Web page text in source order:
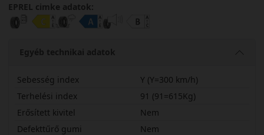
EPREL cimke adatok:
Egyéb technikai adatok
Sebesség index
Y (Y=300 km/h)
Terhelési index
91 (91=615Kg)
Erősített kivitel
Nem
Defekttűrő gumi
Nem